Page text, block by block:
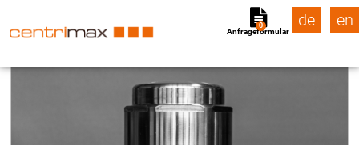
Anfrageformular
0 de en